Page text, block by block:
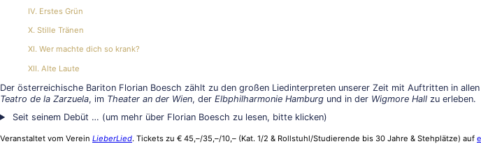
IV. Erstes Grün
X. Stille Tränen
XI. Wer machte dich so krank?
XII. Alte Laute
Der österreichische Bariton Florian Boesch zählt zu den großen Liedinterpreten unserer Zeit mit Auftritten in
Teatro de la Zarzuela, im Theater an der Wien, der Elbphilharmonie Hamburg und in der Wigmore Hall zu erleben.
Seit seinem Debüt … (um mehr über Florian Boesch zu lesen, bitte klicken)
Veranstaltet vom Verein LieberLied. Tickets zu € 45,–/35,–/10,– (Kat. 1/2 & Rollstuhl/Studierende bis 30 Jahre & Stehplätze) auf